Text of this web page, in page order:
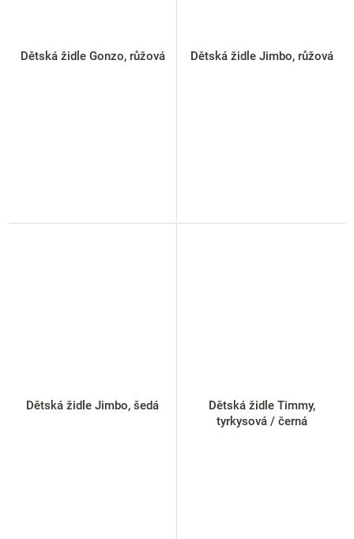
Dětská židle Gonzo, růžová Dětská židle Jimbo, růžová
Dětská židle Jimbo, šedá
Dětská židle Timmy,
tyrkysová / černá